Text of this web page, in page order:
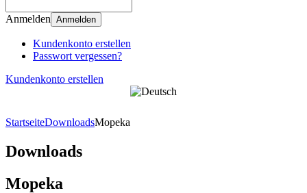
Anmelden Anmelden
Kundenkonto erstellen
Passwort vergessen?
Kundenkonto erstellen
StartseiteDownloadsMopeka
Downloads
Mopeka